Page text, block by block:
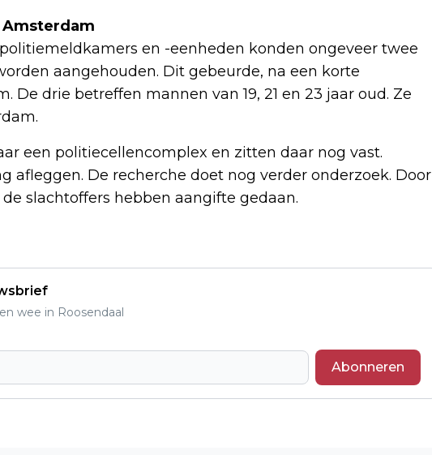
en -eenheden konden ongeveer twee
aangehouden. Dit gebeurde, na een korte
De drie betreffen mannen van 19, 21 en 23 jaar oud. Ze
een politiecellencomplex en zitten daar nog vast.
afleggen. De recherche doet nog verder onderzoek. Door
slachtoffers hebben aangifte gedaan.
wee in Roosendaal
Abonneren